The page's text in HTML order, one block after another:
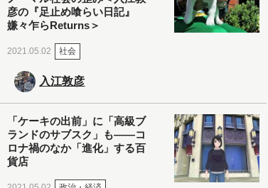
彦の『足止め喰らい日記』
嫌々乍らReturns＞
2021.05.02 社会
入江敦彦
「ケーキの出前」に「高級ブ
ランドのサブスク」も――コ
ロナ禍のなか「進化」する百
貨店